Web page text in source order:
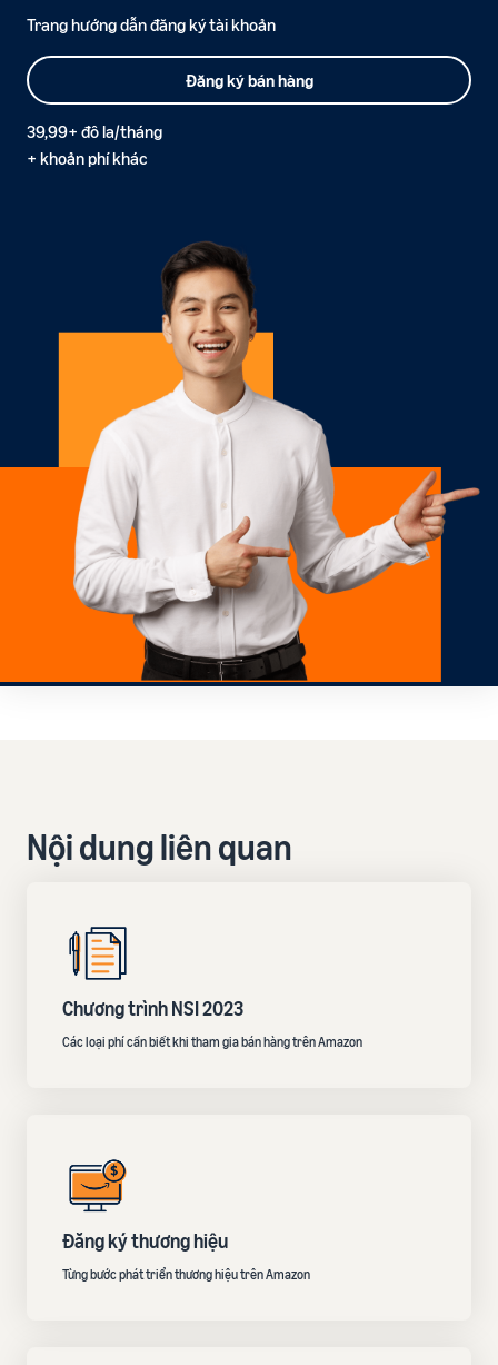
Trang hướng dẫn đăng ký tài khoản
Đăng ký bán hàng
39,99+ đô la/tháng
+ khoản phí khác
Nội dung liên quan
Chương trình NSI 2023
Các loại phí cần biết khi tham gia bán hàng trên Amazon
Đăng ký thương hiệu
Từng bước phát triển thương hiệu trên Amazon